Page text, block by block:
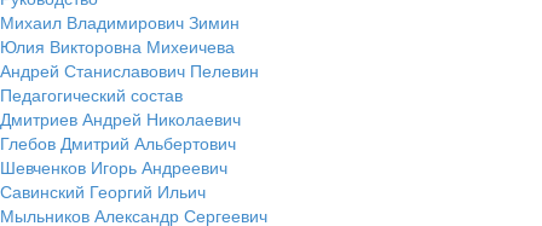
Михаил Владимирович Зимин
Юлия Викторовна Михеичева
Андрей Станиславович Пелевин
Педагогический состав
Дмитриев Андрей Николаевич
Глебов Дмитрий Альбертович
Шевченков Игорь Андреевич
Савинский Георгий Ильич
Мыльников Александр Сергеевич